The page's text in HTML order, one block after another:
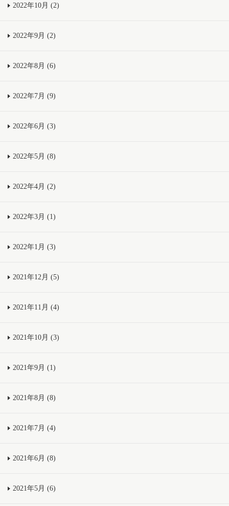
2022年10月 (2)
2022年9月 (2)
2022年8月 (6)
2022年7月 (9)
2022年6月 (3)
2022年5月 (8)
2022年4月 (2)
2022年3月 (1)
2022年1月 (3)
2021年12月 (5)
2021年11月 (4)
2021年10月 (3)
2021年9月 (1)
2021年8月 (8)
2021年7月 (4)
2021年6月 (8)
2021年5月 (6)